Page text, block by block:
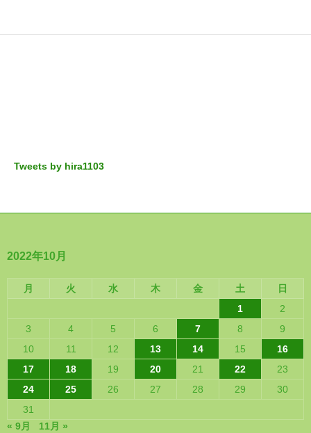
Tweets by hira1103
2022年10月
月 火 水 木 金 土
日
1
2
3
4 5 6 7 8
9
10
11 12 13 14 15
16
17
18 19 20 21 22
23
24
25 26 27 28 29
30
31
« 9月
11月 »